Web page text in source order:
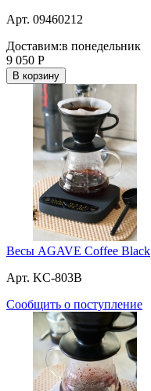
Арт. 09460212
Доставим:в понедельник
9 050 Р
В корзину
Весы AGAVE Coffee Black
Арт. KC-803B
Сообщить о поступление